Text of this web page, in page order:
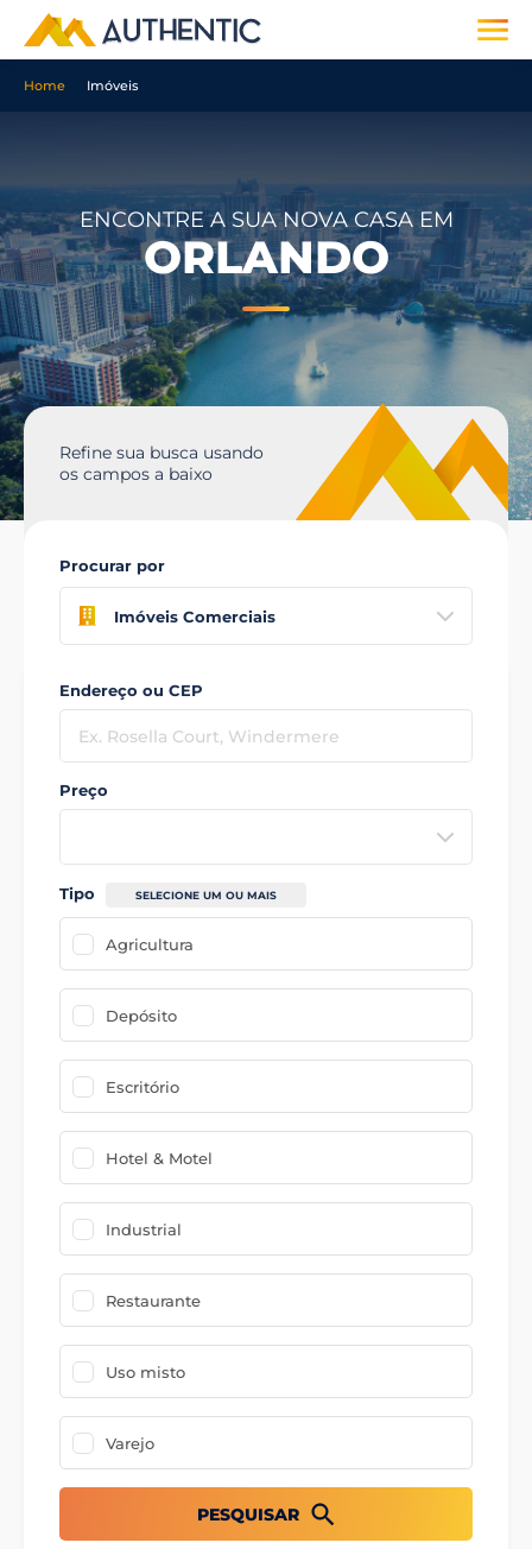
Home Imóveis
ENCONTRE A SUA NOVA CASA EM
ORLANDO
Refine sua busca usando
os campos a baixo
Procurar por
Imóveis Comerciais
Endereço ou CEP
Preço
Tipo SELECIONE UM OU MAIS
Agricultura
Depósito
Escritório
Hotel & Motel
Industrial
Restaurante
Uso misto
Varejo
PESQUISAR